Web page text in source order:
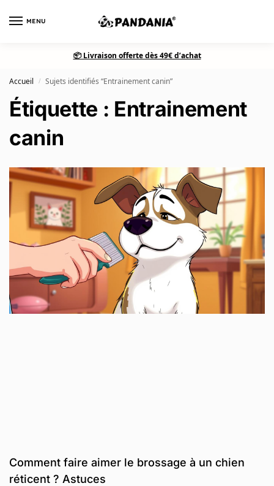
MENU
📦 Livraison offerte dès 49€ d’achat
Accueil / Sujets identifiés “Entrainement canin”
Étiquette : Entrainement
canin
Comment faire aimer le brossage à un chien
réticent ? Astuces